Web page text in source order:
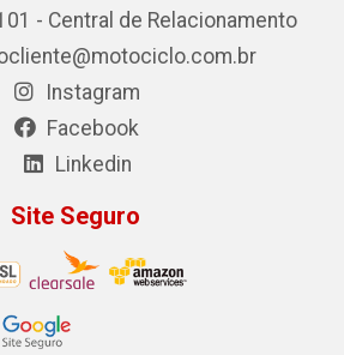
- Central de Relacionamento
Instagram
Facebook
Linkedin
Site Seguro